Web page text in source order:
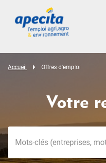
Accueil Offres d'emploi
Votre